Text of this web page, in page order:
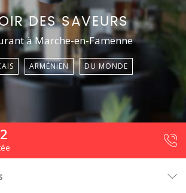
DES SAVEURS
à Marche-en-Famenne
ARMÉNIEN DU MONDE